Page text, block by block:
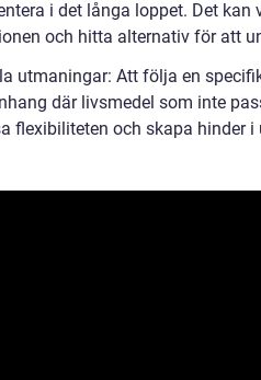
i det långa loppet. Det kan
och hitta alternativ för att
utmaningar: Att följa en
där livsmedel som inte
flexibiliteten och skapa hinder